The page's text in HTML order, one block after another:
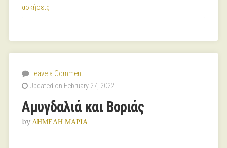
ασκήσεις
Leave a Comment
Updated on February 27, 2022
Αμυγδαλιά και Βοριάς
by ΔΗΜΕΛΗ ΜΑΡΙΑ